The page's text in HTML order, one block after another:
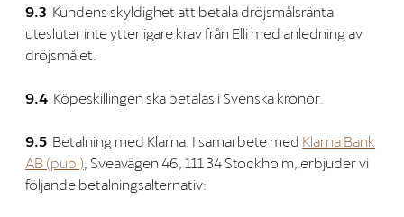
9.3 Kundens skyldighet att betala dröjsmålsränta
utesluter inte ytterligare krav från Elli med anledning av
dröjsmålet.
9.4 Köpeskillingen ska betalas i Svenska kronor.
9.5 Betalning med Klarna. I samarbete med Klarna Bank
AB (publ) , Sveavägen 46, 111 34 Stockholm, erbjuder vi
följande betalningsalternativ: